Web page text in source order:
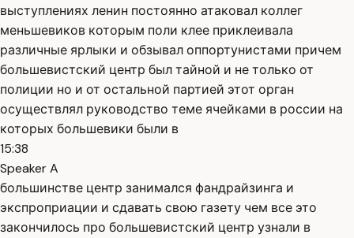
выступлениях ленин постоянно атаковал коллег
меньшевиков которым поли клее приклеивала
различные ярлыки и обзывал оппортунистами причем
большевистский центр был тайной и не только от
полиции но и от остальной партией этот орган
осуществлял руководство теме ячейками в россии на
которых большевики были в
15:38
Speaker A
большинстве центр занимался фандрайзинга и
экспроприации и сдавать свою газету чем все это
закончилось про большевистский центр узнали в